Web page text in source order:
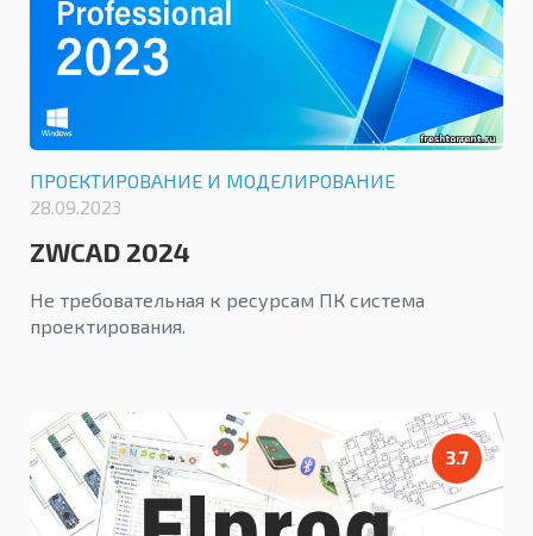
ПРОЕКТИРОВАНИЕ И МОДЕЛИРОВАНИЕ
28.09.2023
ZWCAD 2024
Не требовательная к ресурсам ПК система
проектирования.
3.7